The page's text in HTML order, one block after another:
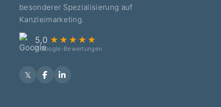
besonderer Spezialisierung auf
Kanzleimarketing.
5,0 ★★★★★
7 Google-Bewertungen